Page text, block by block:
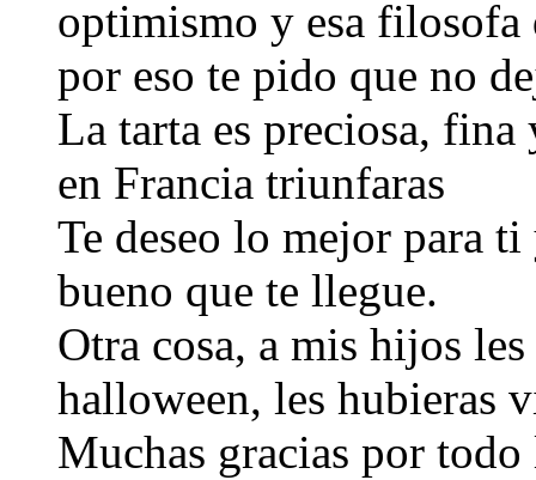
optimismo y esa filosofa
por eso te pido que no
La tarta es preciosa,
en Francia triunfaras
Te deseo lo mejor para
bueno que te llegue.
Otra cosa, a mis hijos
halloween, les hubieras
Muchas gracias por